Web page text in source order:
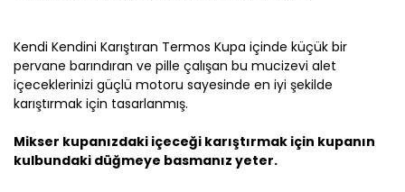
Kendi Kendini Karıştıran Termos Kupa içinde küçük bir
pervane barındıran ve pille çalışan bu mucizevi alet
içeceklerinizi güçlü motoru sayesinde en iyi şekilde
karıştırmak için tasarlanmış.
Mikser kupanızdaki içeceği karıştırmak için kupanın
kulbundaki düğmeye basmanız yeter.